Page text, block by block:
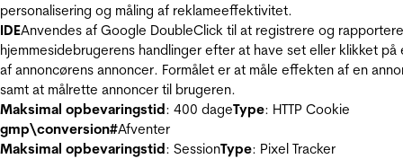
personalisering og måling af reklameeffektivitet.
IDEAnvendes af Google DoubleClick til at registrere og
hjemmesidebrugerens handlinger efter at have set eller klikket på
af annoncørens annoncer. Formålet er at måle effekten af en
samt at målrette annoncer til brugeren.
Maksimal opbevaringstid: 400 dageType: HTTP Cookie
gmp\conversion#Afventer
Maksimal opbevaringstid: SessionType: Pixel Tracker